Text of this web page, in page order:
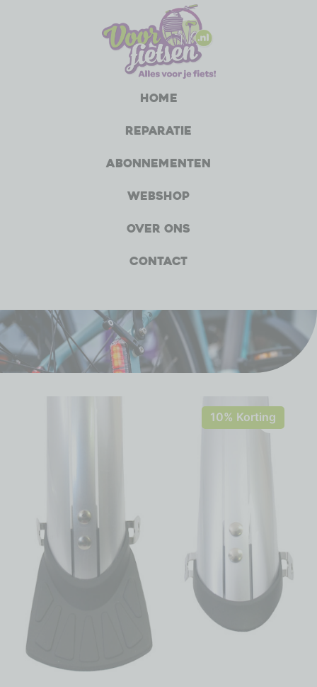
Home
Reparatie
Abonnementen
Webshop
Over ons
Contact
10% Korting